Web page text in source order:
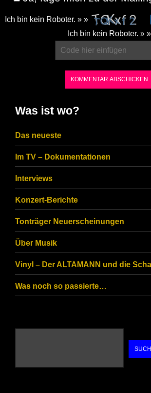
Ich bin kein Roboter. » »
CAPTCHA
ensure
that
you
are
human.
Ich bin kein Roboter. » »
Was ist wo?
Das neueste
Im TV – Dokumentationen
Interviews
Konzert-Berichte
Tonträger Neuerscheinungen
Über Musik
Vinyl – Der ALTAMANN und die
Was noch so passierte…